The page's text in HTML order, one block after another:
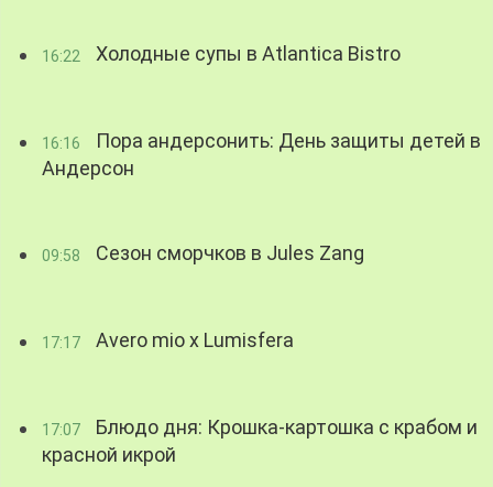
16:22 Холодные супы в Atlantica Bistro
16:16
Пора андерсонить: День защиты детей в
Андерсон
09:58 Сезон сморчков в Jules Zang
17:17 Avero mio x Lumisfera
17:07
Блюдо дня: Крошка-картошка с крабом и
красной икрой